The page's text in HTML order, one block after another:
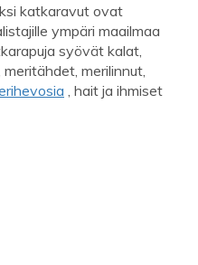
katkaravut ovat
ympäri maailmaa
syövät kalat,
merilinnut,
, hait ja ihmiset